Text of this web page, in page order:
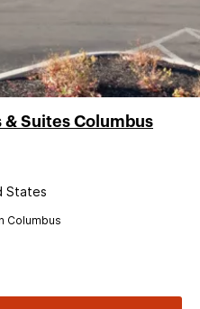
& Suites Columbus
States
Columbus